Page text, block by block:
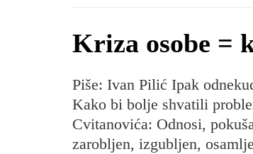
Kriza osobe =
Piše: Ivan Pilić Ipak
Kako bi bolje shvatili
Cvitanovića: Odnosi,
zarobljen, izgubljen,